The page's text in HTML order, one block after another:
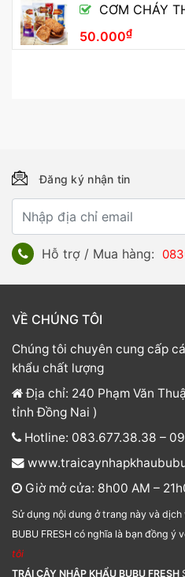
CƠM CHÁY
50.000₫
Đăng ký nhận tin
Hỗ trợ / Mua hàng:
VỀ CHÚNG TÔI
Chúng tôi chuyên cung cấp
khẩu chất lượng
Địa chỉ: 240 Phạm Văn
tỉnh Đồng Nai )
Hotline: 083.677.38.38 –
Giờ mở cửa: 8h00 AM –
Sử dụng nội dung ở trang này và dịch
BUBU FRESH có nghĩa là bạn đồng ý
tôi
TRÁI CÂY NHẬP KHẨU BUBU FRESH